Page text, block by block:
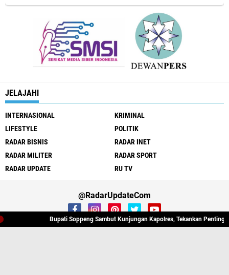
JELAJAHI
INTERNASIONAL
KRIMINAL
LIFESTYLE
POLITIK
RADAR BISNIS
RADAR INET
RADAR MILITER
RADAR SPORT
RADAR UPDATE
RU TV
@RadarUpdateCom
Bupati Soppeng Sambut Kunjungan Kapolres, Tekankan Pentingnya